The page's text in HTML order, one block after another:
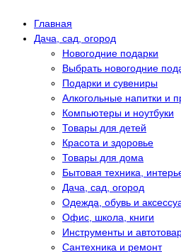
Главная
Дача, сад, огород
Новогодние подарки
Выбрать новогодние
Подарки и сувениры
Алкогольные напитки и
Компьютеры и ноутбуки
Товары для детей
Красота и здоровье
Товары для дома
Бытовая техника,
Дача, сад, огород
Одежда, обувь и
Офис, школа, книги
Инструменты и
Сантехника и ремонт